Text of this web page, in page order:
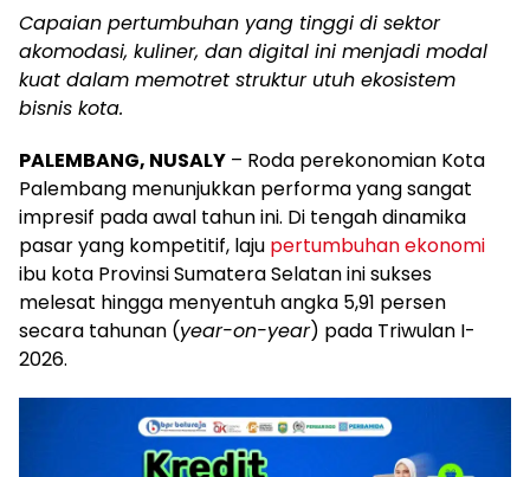
Capaian pertumbuhan yang tinggi di sektor
akomodasi, kuliner, dan digital ini menjadi modal
kuat dalam memotret struktur utuh ekosistem
bisnis kota.
PALEMBANG, NUSALY – Roda perekonomian Kota
Palembang menunjukkan performa yang sangat
impresif pada awal tahun ini. Di tengah dinamika
pasar yang kompetitif, laju pertumbuhan ekonomi
ibu kota Provinsi Sumatera Selatan ini sukses
melesat hingga menyentuh angka 5,91 persen
secara tahunan (year-on-year) pada Triwulan I-
2026.